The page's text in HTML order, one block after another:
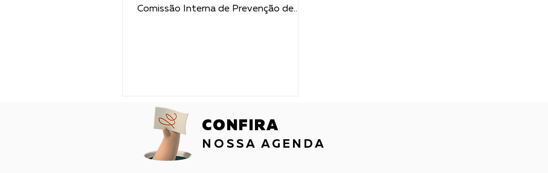
Comissão Interna de Prevenção de
CONFIRA
NOSSA AGENDA